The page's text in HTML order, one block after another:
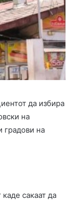
да избира
на
градови на
сакаат да